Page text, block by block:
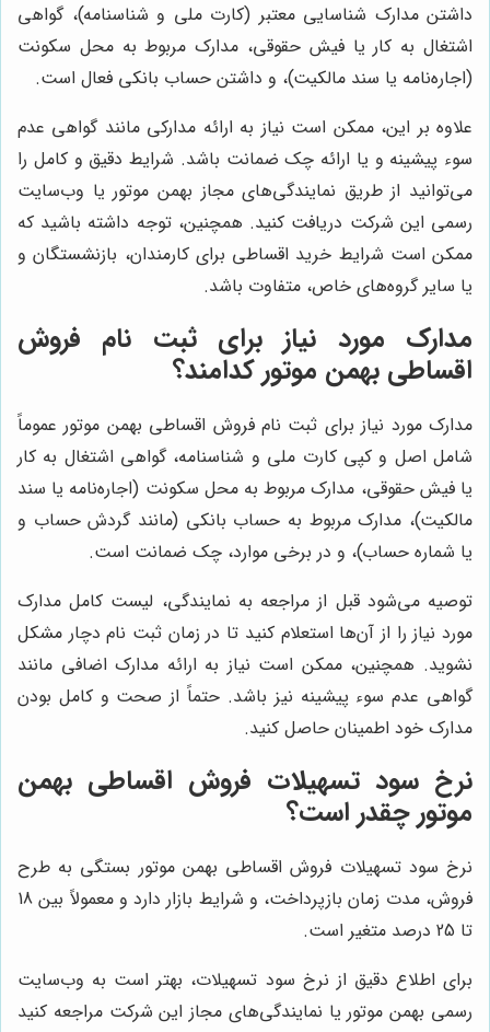
داشتن مدارک شناسایی معتبر (کارت ملی و شناسنامه)، گواهی
اشتغال به کار یا فیش حقوقی، مدارک مربوط به محل سکونت
(اجاره‌نامه یا سند مالکیت)، و داشتن حساب بانکی فعال است.
علاوه بر این، ممکن است نیاز به ارائه مدارکی مانند گواهی عدم
سوء پیشینه و یا ارائه چک ضمانت باشد. شرایط دقیق و کامل را
می‌توانید از طریق نمایندگی‌های مجاز بهمن موتور یا وب‌سایت
رسمی این شرکت دریافت کنید. همچنین، توجه داشته باشید که
ممکن است شرایط خرید اقساطی برای کارمندان، بازنشستگان و
یا سایر گروه‌های خاص، متفاوت باشد.
مدارک مورد نیاز برای ثبت نام فروش
اقساطی بهمن موتور کدامند؟
مدارک مورد نیاز برای ثبت نام فروش اقساطی بهمن موتور عموماً
شامل اصل و کپی کارت ملی و شناسنامه، گواهی اشتغال به کار
یا فیش حقوقی، مدارک مربوط به محل سکونت (اجاره‌نامه یا سند
مالکیت)، مدارک مربوط به حساب بانکی (مانند گردش حساب و
یا شماره حساب)، و در برخی موارد، چک ضمانت است.
توصیه می‌شود قبل از مراجعه به نمایندگی، لیست کامل مدارک
مورد نیاز را از آن‌ها استعلام کنید تا در زمان ثبت نام دچار مشکل
نشوید. همچنین، ممکن است نیاز به ارائه مدارک اضافی مانند
گواهی عدم سوء پیشینه نیز باشد. حتماً از صحت و کامل بودن
مدارک خود اطمینان حاصل کنید.
نرخ سود تسهیلات فروش اقساطی بهمن
موتور چقدر است؟
نرخ سود تسهیلات فروش اقساطی بهمن موتور بستگی به طرح
فروش، مدت زمان بازپرداخت، و شرایط بازار دارد و معمولاً بین 18
تا 25 درصد متغیر است.
برای اطلاع دقیق از نرخ سود تسهیلات، بهتر است به وب‌سایت
رسمی بهمن موتور یا نمایندگی‌های مجاز این شرکت مراجعه کنید